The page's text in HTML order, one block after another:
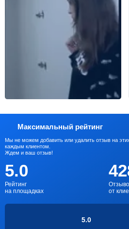
Максимальный рейтинг
Мы не можем добавить или удалить отзыв на
каждым клиентом.
Ждем и ваш отзыв!
5.0
Рейтинг
на площадках
от
5.0